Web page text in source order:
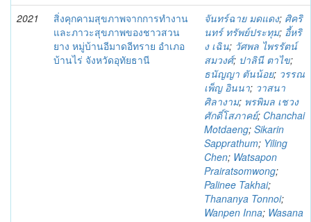
2021
สิ่งคุกคามสุขภาพจากการทำงาน
และภาวะสุขภาพของชาวสวน
ยาง หมู่บ้านอีมาดอีทราย อำเภอ
บ้านไร่ จังหวัดอุทัยธานี
จันทร์ฉาย มดแดง; ศิคริ
นทร์ ทรัพย์ประทุม; อี้หริ
ง เฉิน; วัศพล ไพรรัตน์
สมวงศ์; ปาลินี ตาไข;
ธนัญญา ตันน้อย; วรรณ
เพ็ญ อินนา; วาสนา
ศิลางาม; พรพิมล เชวง
ศักดิ์โสภาคย์; Chanchai
Motdaeng; Sikarin
Sapprathum; Yiling
Chen; Watsapon
Prairatsomwong;
Palinee Takhai;
Thananya Tonnoi;
Wanpen Inna; Wasana